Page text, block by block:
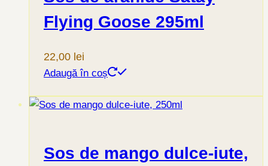
Flying Goose 295ml
22,00 lei
Adaugă în coș
Sos de mango dulce-iute,